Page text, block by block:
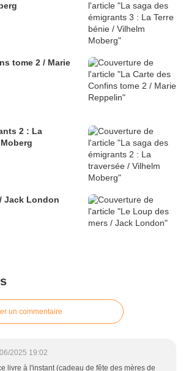
tome 2 / Marie
2 : La
Jack London
un commentaire
2025 19:02
livre à l'instant (cadeau de fête des mères de